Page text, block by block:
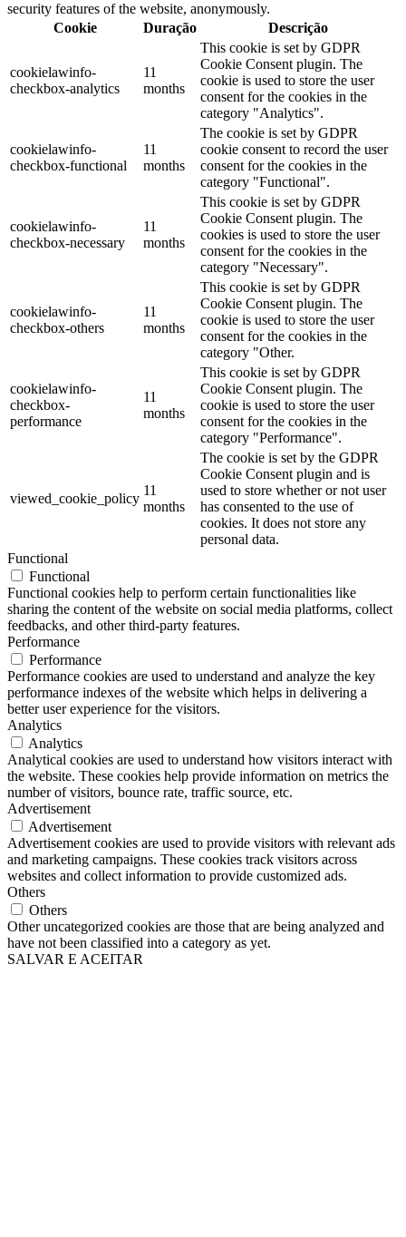
security features of the website, anonymously.
Cookie
Duração Descrição
cookielawinfo-
checkbox-analytics
11
months
This cookie is set by GDPR
Cookie Consent plugin. The
cookie is used to store the user
consent for the cookies in the
category "Analytics".
cookielawinfo-
checkbox-functional
11
months
The cookie is set by GDPR
cookie consent to record the user
consent for the cookies in the
category "Functional".
cookielawinfo-
checkbox-necessary
11
months
This cookie is set by GDPR
Cookie Consent plugin. The
cookies is used to store the user
consent for the cookies in the
category "Necessary".
cookielawinfo-
checkbox-others
11
months
This cookie is set by GDPR
Cookie Consent plugin. The
cookie is used to store the user
consent for the cookies in the
category "Other.
cookielawinfo-
checkbox-
performance
11
months
This cookie is set by GDPR
Cookie Consent plugin. The
cookie is used to store the user
consent for the cookies in the
category "Performance".
viewed_cookie_policy
11
months
The cookie is set by the GDPR
Cookie Consent plugin and is
used to store whether or not user
has consented to the use of
cookies. It does not store any
personal data.
Functional
Functional
Functional cookies help to perform certain functionalities like
sharing the content of the website on social media platforms, collect
feedbacks, and other third-party features.
Performance
Performance
Performance cookies are used to understand and analyze the key
performance indexes of the website which helps in delivering a
better user experience for the visitors.
Analytics
Analytics
Analytical cookies are used to understand how visitors interact with
the website. These cookies help provide information on metrics the
number of visitors, bounce rate, traffic source, etc.
Advertisement
Advertisement
Advertisement cookies are used to provide visitors with relevant ads
and marketing campaigns. These cookies track visitors across
websites and collect information to provide customized ads.
Others
Others
Other uncategorized cookies are those that are being analyzed and
have not been classified into a category as yet.
SALVAR E ACEITAR